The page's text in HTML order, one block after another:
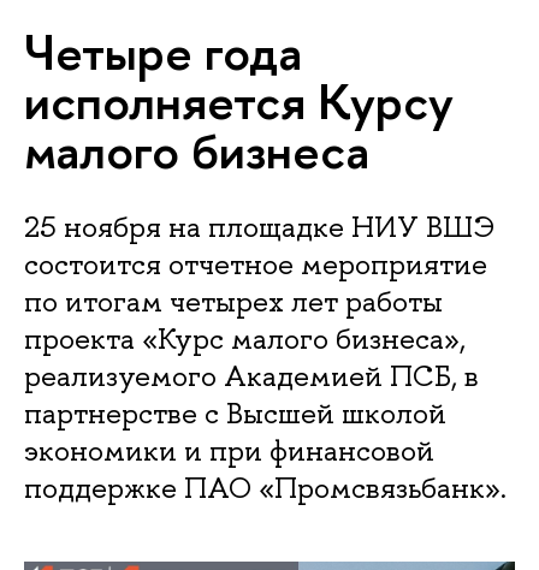
Четыре года
исполняется Курсу
малого бизнеса
25 ноября на площадке НИУ ВШЭ
состоится отчетное мероприятие
по итогам четырех лет работы
проекта «Курс малого бизнеса»,
реализуемого Академией ПСБ, в
партнерстве с Высшей школой
экономики и при финансовой
поддержке ПАО «Промсвязьбанк».